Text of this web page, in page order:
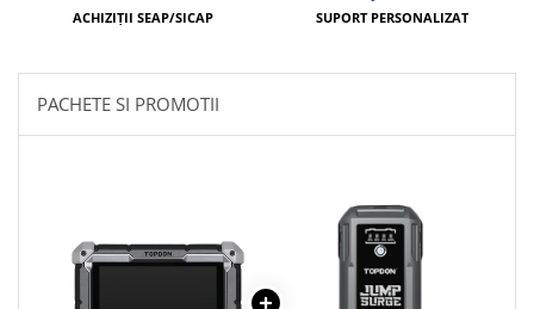
ACHIZIȚII SEAP/SICAP SUPORT PERSONALIZAT
PACHETE SI PROMOTII